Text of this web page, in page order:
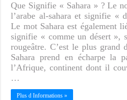
Que Signifie « Sahara » ? Le
l’arabe al-sahara et signifie «
Le mot Sahara est également
signifie « comme un désert »,
rougeâtre. C’est le plus grand
Sahara prend en écharpe la
l’Afrique, continent dont il
…
Plus d Informations »